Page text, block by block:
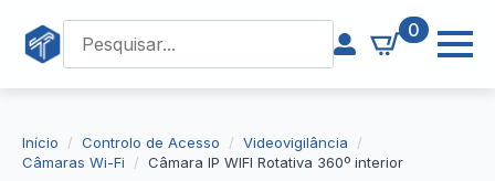
0
Início Controlo de Acesso
Videovigilância
Câmaras Wi-Fi
Câmara IP WIFI Rotativa 360º interior